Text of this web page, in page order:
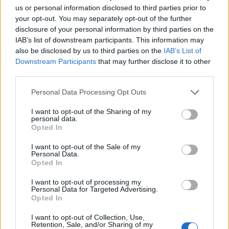
us or personal information disclosed to third parties prior to
your opt-out. You may separately opt-out of the further
disclosure of your personal information by third parties on the
IAB’s list of downstream participants. This information may
also be disclosed by us to third parties on the IAB’s List of
Downstream Participants that may further disclose it to other
Personal Data Processing Opt Outs
I want to opt-out of the Sharing of my
personal data.
Opted In
I want to opt-out of the Sale of my
Personal Data.
Opted In
I want to opt-out of processing my
Personal Data for Targeted Advertising.
Opted In
I want to opt-out of Collection, Use,
Retention, Sale, and/or Sharing of my
Pretep v gostinskem lokalu v Velenju:
46-letnik moškega udaril s steklenico
in ga zabodel
29. julij 2026
Opozorilo:
Po 297. členu Kazenskega zakonika je
posameznik kazensko odgovoren za javno spodbujanje
sovraštva, nasilja ali nestrpnosti. Komentarji z žaljivimi,
bodo odstranjeni.
Pravila komentiranja →
Failed to fetch
Poletni bolšji sejem